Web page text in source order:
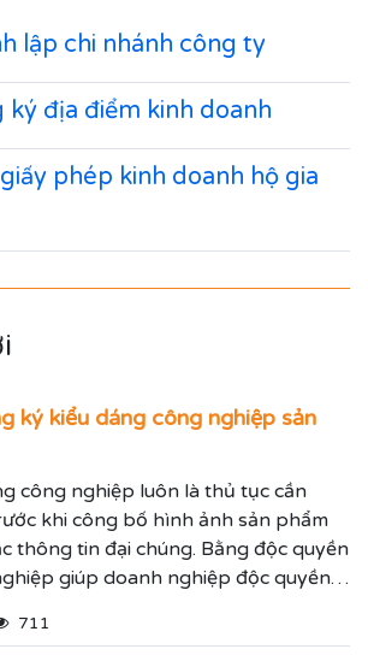
lập chi nhánh công ty
ký địa điểm kinh doanh
phép kinh doanh hộ gia
ký kiểu dáng công nghiệp sản
công nghiệp luôn là thủ tục cần
khi công bố hình ảnh sản phẩm
thông tin đại chúng. Bằng độc quyền
giúp doanh nghiệp độc quyền
711